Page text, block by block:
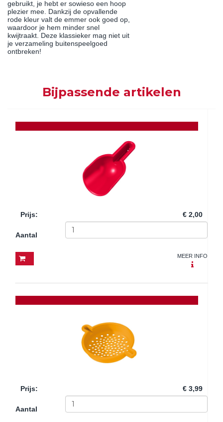
gebruikt, je hebt er sowieso een hoop
plezier mee. Dankzij de opvallende
rode kleur valt de emmer ook goed op,
waardoor je hem minder snel
kwijtraakt. Deze klassieker mag niet uit
je verzameling buitenspeelgoed
ontbreken!
Bijpassende artikelen
Prijs: € 2,00
Aantal
MEER INFO
Prijs: € 3,99
Aantal